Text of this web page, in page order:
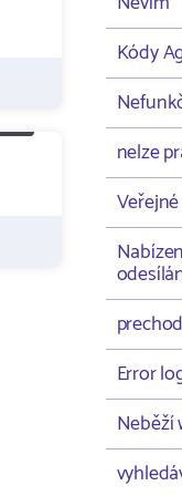
Kódy
nelze
Error
Neběží